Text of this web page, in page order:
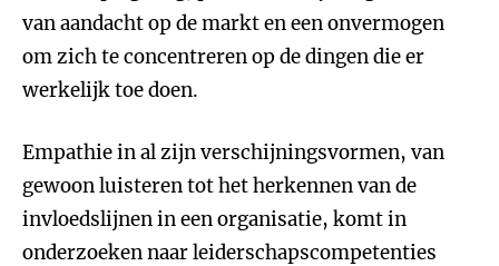
van aandacht op de markt en een onvermogen
om zich te concentreren op de dingen die er
werkelijk toe doen.
Empathie in al zijn verschijningsvormen, van
gewoon luisteren tot het herkennen van de
invloedslijnen in een organisatie, komt in
onderzoeken naar leiderschapscompetenties